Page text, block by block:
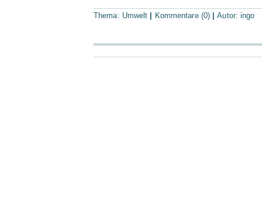
Thema: Umwelt Kommentare (0) |Autor:ingo